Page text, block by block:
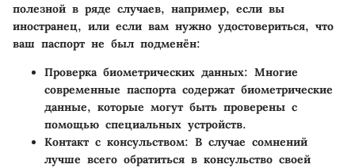
полезной в ряде случаев, например, если вы
иностранец, или если вам нужно удостовериться, что
ваш паспорт не был подменён:
Проверка биометрических данных: Многие
современные паспорта содержат биометрические
данные, которые могут быть проверены с
помощью специальных устройств.
Контакт с консульством: В случае сомнений
лучше всего обратиться в консульство своей